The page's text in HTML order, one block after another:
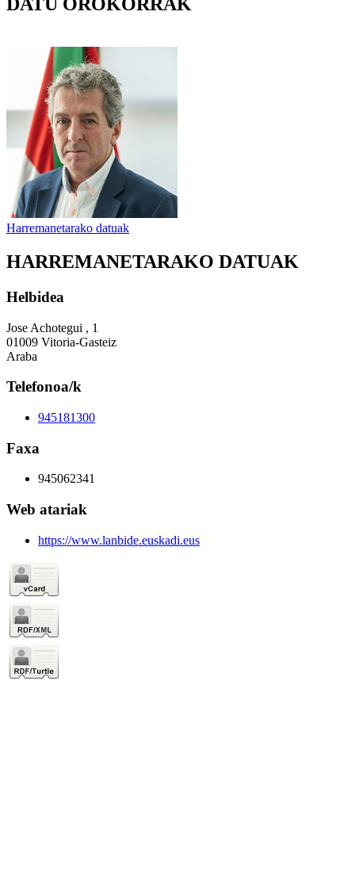
Harremanetarako datuak
HARREMANETARAKO DATUAK
Helbidea
Jose Achotegui , 1
01009 Vitoria-Gasteiz
Araba
Telefonoa/k
945181300
Faxa
945062341
Web atariak
https://www.lanbide.euskadi.eus